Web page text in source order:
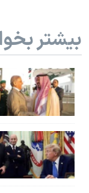
بیشتر